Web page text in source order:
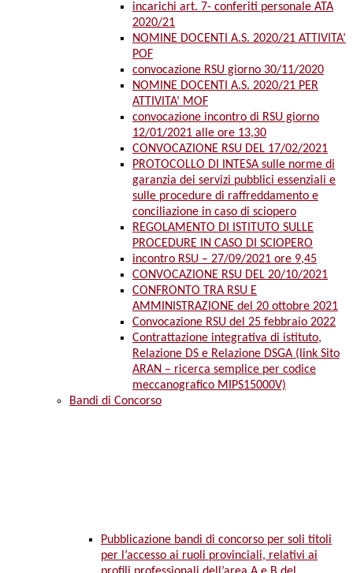
incarichi art. 7- conferiti personale ATA
2020/21
NOMINE DOCENTI A.S. 2020/21 ATTIVITA’
POF
convocazione RSU giorno 30/11/2020
NOMINE DOCENTI A.S. 2020/21 PER
ATTIVITA’ MOF
convocazione incontro di RSU giorno
12/01/2021 alle ore 13,30
CONVOCAZIONE RSU DEL 17/02/2021
PROTOCOLLO DI INTESA sulle norme di
garanzia dei servizi pubblici essenziali e
sulle procedure di raffreddamento e
conciliazione in caso di sciopero
REGOLAMENTO DI ISTITUTO SULLE
PROCEDURE IN CASO DI SCIOPERO
incontro RSU – 27/09/2021 ore 9,45
CONVOCAZIONE RSU DEL 20/10/2021
CONFRONTO TRA RSU E
AMMINISTRAZIONE del 20 ottobre 2021
Convocazione RSU del 25 febbraio 2022
Contrattazione integrativa di istituto,
Relazione DS e Relazione DSGA (link Sito
ARAN – ricerca semplice per codice
meccanografico MIPS15000V)
Bandi di Concorso
Pubblicazione bandi di concorso per soli titoli
per l’accesso ai ruoli provinciali, relativi ai